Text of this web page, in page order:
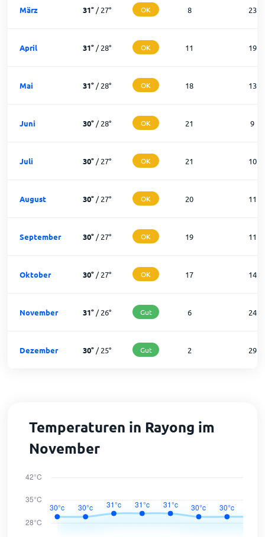
März 31°/27° OK 8 23
April 31°/28° OK 11 19
Mai 31°/28° OK 18 13
Juni 30°/28° OK 21 9
Juli 30°/27° OK 21 10
August 30°/27° OK 20 11
September 30°/27° OK 19 11
Oktober 30°/27° OK 17 14
November 31°/26° Gut 6 24
Dezember 30°/25° Gut 2 29
Temperaturen in Rayong im
November